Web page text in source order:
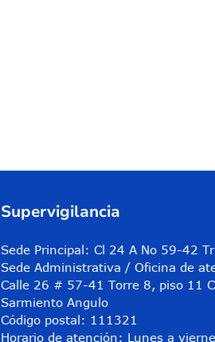
Supervigilancia
Sede Principal: Cl 24 A No 59-42
Sede Administrativa / Oficina de
Calle 26 # 57-41 Torre 8, piso 11
Sarmiento Angulo
Código postal: 111321
Horario de atención: Lunes a